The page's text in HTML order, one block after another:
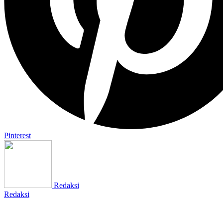
Pinterest
Redaksi
Redaksi